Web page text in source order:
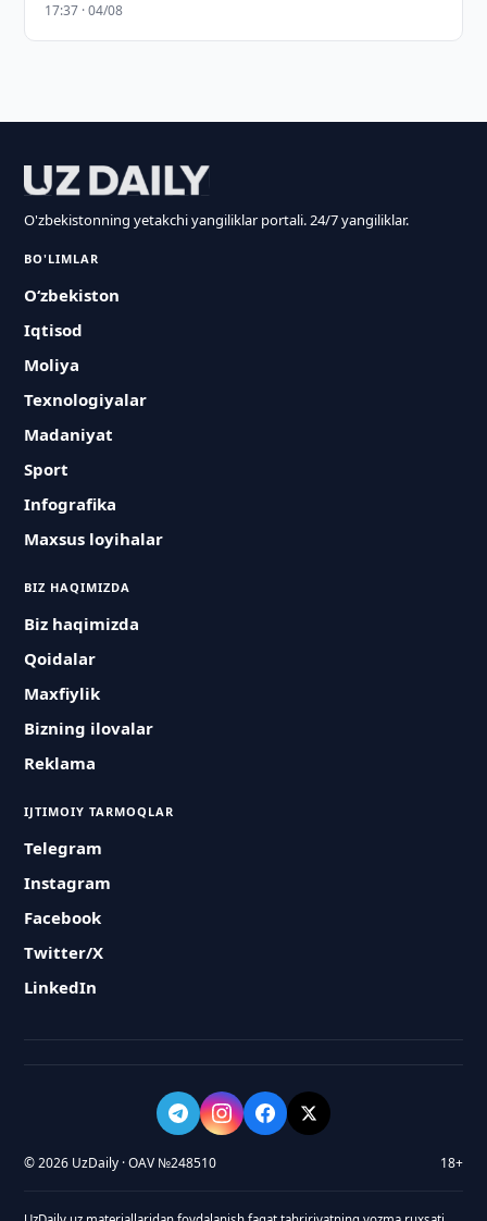
17:37 · 04/08
O'zbekistonning yetakchi yangiliklar portali. 24/7 yangiliklar.
BO'LIMLAR
O‘zbekiston
Iqtisod
Moliya
Texnologiyalar
Madaniyat
Sport
Infografika
Maxsus loyihalar
BIZ HAQIMIZDA
Biz haqimizda
Qoidalar
Maxfiylik
Bizning ilovalar
Reklama
IJTIMOIY TARMOQLAR
Telegram
Instagram
Facebook
Twitter/X
LinkedIn
© 2026 UzDaily · OAV №248510 18+